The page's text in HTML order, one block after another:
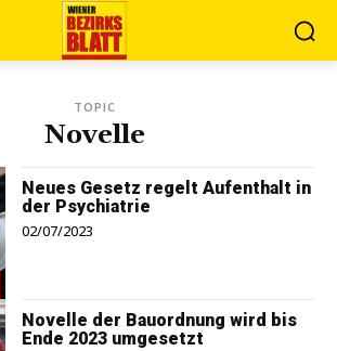
TOPIC
Novelle
Neues Gesetz regelt Aufenthalt in
der Psychiatrie
02/07/2023
Novelle der Bauordnung wird bis
Ende 2023 umgesetzt